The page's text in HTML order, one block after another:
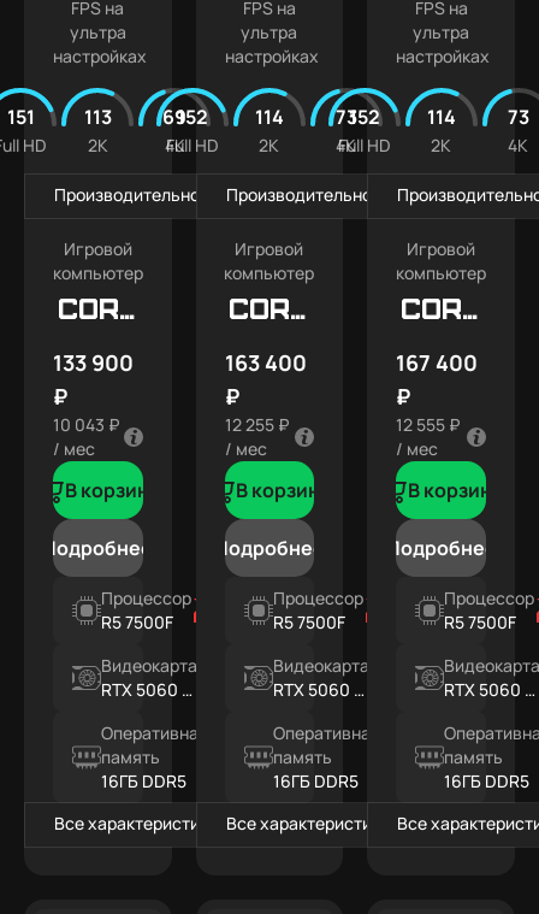
FPS на
ультра
настройках
151
HD
113
2K
69
4K
Производительность в играх
Игровой
компьютер
Core
X5
133 900
₽
10 043 ₽
/ мес
В корзину
Подробнее
Процессор
R5 7500F
Видеокарта
RTX 5060 Ti
Оперативная
память
16ГБ DDR5
Все характеристики
FPS на
ультра
настройках
152
Full HD
114
2K
73
4K
Производительность в играх
Игровой
компьютер
Core
X7
163 400
₽
12 255 ₽
/ мес
В корзину
Подробнее
Процессор
R5 7500F
Видеокарта
RTX 5060 Ti
Оперативная
память
16ГБ DDR5
Все характеристики
FPS на
ультра
настройках
152
Full HD
114
2K
73
4K
Игровой
компьютер
Core
X7
SNOW
167 400
₽
12 555 ₽
/ мес
В корзину
Подробнее
Процессор
R5 7500F
RTX 5060 Ti
память
16ГБ DDR5
Все